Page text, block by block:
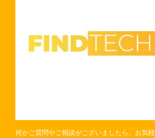
何かご質問やご相談がございましたら、お気